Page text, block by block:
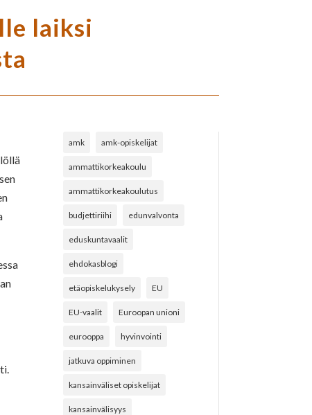
laiksi
amk amk-opiskelijat
ammattikorkeakoulu
ammattikorkeakoulutus
budjettiriihi edunvalvonta
eduskuntavaalit
ehdokasblogi
etäopiskelukysely EU
EU-vaalit Euroopan unioni
eurooppa hyvinvointi
jatkuva oppiminen
kansainväliset opiskelijat
kansainvälisyys